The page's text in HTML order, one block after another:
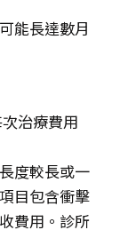
能長達數月
治療費用
度較長或一
目包含衝擊
費用。診所